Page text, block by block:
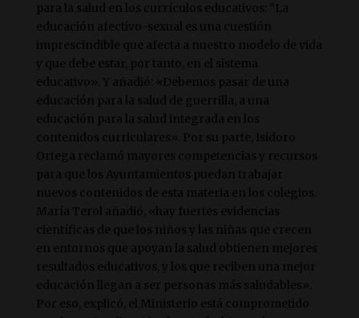
para la salud en los currículos educativos: “La
educación afectivo-sexual es una cuestión
imprescindible que afecta a nuestro modelo de vida
y que debe estar, por tanto, en el sistema
educativo». Y añadió: «Debemos pasar de una
educación para la salud de guerrilla, a una
educación para la salud integrada en los
contenidos curriculares». Por su parte, Isidoro
Ortega reclamó mayores competencias y recursos
para que los Ayuntamientos puedan trabajar
nuevos contenidos de esta materia en los colegios.
María Terol añadió, «hay fuertes evidencias
científicas de que los niños y las niñas que crecen
en entornos que apoyan la salud obtienen mejores
resultados educativos, y los que reciben una mejor
educación llegan a ser personas más saludables».
Por eso, explicó, el Ministerio está comprometido